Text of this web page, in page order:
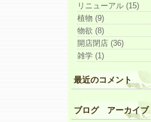
リニューアル (15)
植物 (9)
物欲 (8)
開店閉店 (36)
雑学 (1)
最近のコメント
ブログ アーカイブ